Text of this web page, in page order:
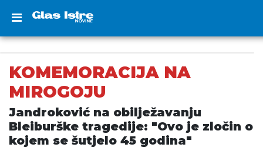
KOMEMORACIJA NA
MIROGOJU
Jandroković na obilježavanju
Bleiburške tragedije: "Ovo je zločin o
kojem se šutjelo 45 godina"